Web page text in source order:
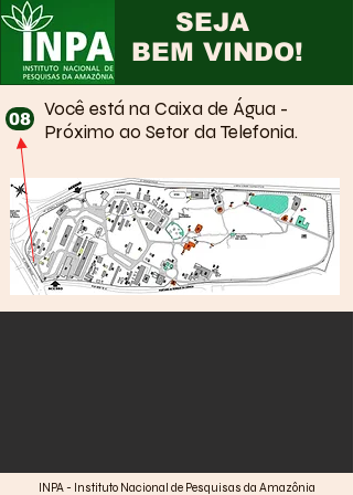
SEJA
BEM VINDO!
08
Você está na Caixa de Água -
Próximo ao Setor da Telefonia.
INPA - Instituto Nacional de Pesquisas da Amazônia